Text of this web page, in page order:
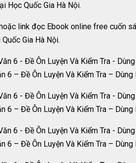
Học Quốc Gia Hà Nội.
link đọc Ebook online free cuốn
Gia Hà Nội.
6 – Đề Ôn Luyện Và Kiểm Tra –
6 – Đề Ôn Luyện Và Kiểm Tra –
6 – Đề Ôn Luyện Và Kiểm Tra –